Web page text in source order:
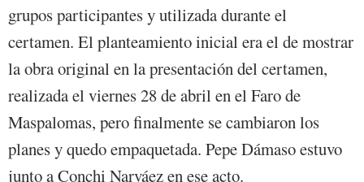
grupos participantes y utilizada durante el
certamen. El planteamiento inicial era el de mostrar
la obra original en la presentación del certamen,
realizada el viernes 28 de abril en el Faro de
Maspalomas, pero finalmente se cambiaron los
planes y quedo empaquetada. Pepe Dámaso estuvo
junto a Conchi Narváez en ese acto.